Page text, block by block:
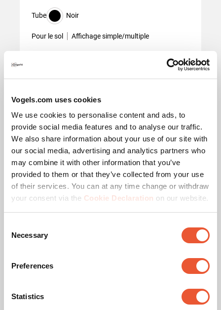
Vogels.com uses cookies
We use cookies to personalise content and ads, to
provide social media features and to analyse our traffic.
We also share information about your use of our site with
our social media, advertising and analytics partners who
may combine it with other information that you’ve
provided to them or that they’ve collected from your use
of their services. You can at any time change or withdraw
your consent via the Cookie Declaration on our website.
Selection
Necessary
Preferences
Statistics
Tube Noir
Pour le sol Affichage simple/multiple
Récompense & certificats